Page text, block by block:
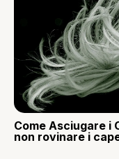
Come Asciugare i
non rovinare i